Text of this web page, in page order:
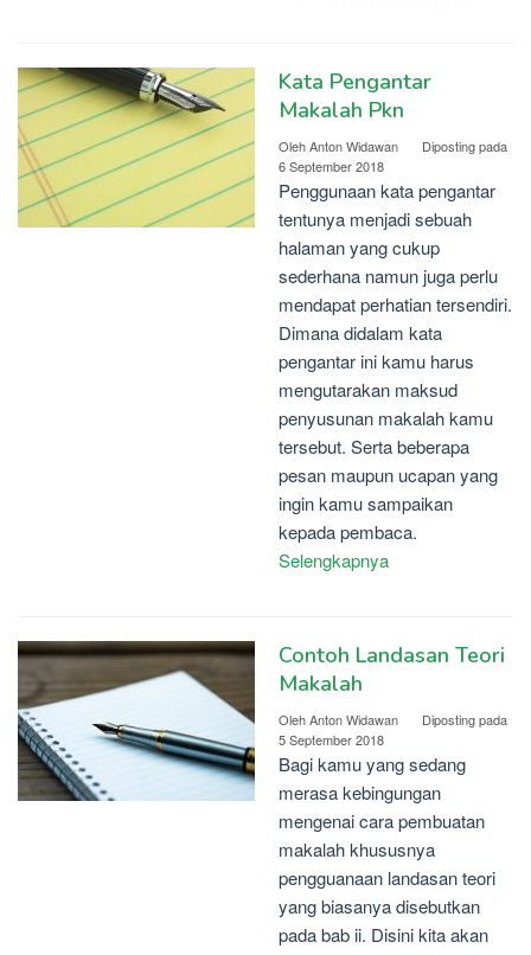
Kata Pengantar
Makalah Pkn
OlehAnton Widawan
Diposting pada
6 September 2018
Penggunaan kata pengantar
tentunya menjadi sebuah
halaman yang cukup
sederhana namun juga perlu
mendapat perhatian tersendiri.
Dimana didalam kata
pengantar ini kamu harus
mengutarakan maksud
penyusunan makalah kamu
tersebut. Serta beberapa
pesan maupun ucapan yang
ingin kamu sampaikan
kepada pembaca.
Selengkapnya
Contoh Landasan Teori
Makalah
OlehAnton Widawan
Diposting pada
5 September 2018
Bagi kamu yang sedang
merasa kebingungan
mengenai cara pembuatan
makalah khususnya
pengguanaan landasan teori
yang biasanya disebutkan
pada bab ii. Disini kita akan